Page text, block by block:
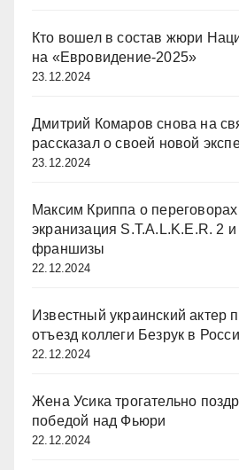
Кто вошел в состав жюри
на «Евровидение-2025»
23.12.2024
Дмитрий Комаров снова на
рассказал о своей новой
23.12.2024
Максим Криппа о
экранизация S.T.A.L.K.E.R. 2
франшизы
22.12.2024
Известный украинский актер
отъезд коллеги Безрук в
22.12.2024
Жена Усика трогательно
победой над Фьюри
22.12.2024